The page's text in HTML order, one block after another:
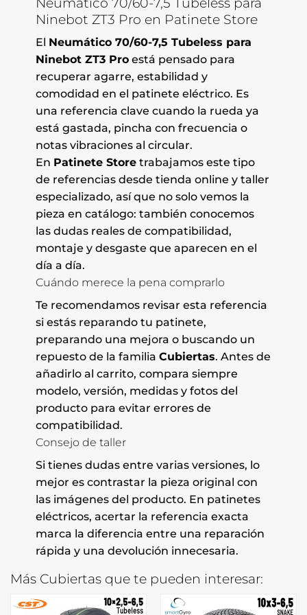
Ninebot ZT3 Pro en Patinete Store
El Neumático 70/60-7,5 Tubeless para
Ninebot ZT3 Proestá pensado para
recuperar agarre, estabilidad y
comodidad en el patinete eléctrico. Es
una referencia clave cuando la rueda ya
está gastada, pincha con frecuencia o
notas vibraciones al circular.
En Patinete Storetrabajamos este tipo
de referencias desde tienda online y taller
especializado, así que no solo vemos la
pieza en catálogo: también conocemos
las dudas reales de compatibilidad,
montaje y desgaste que aparecen en el
día a día.
Cuándo merece la pena comprarlo
Te recomendamos revisar esta referencia
si estás reparando tu patinete,
preparando una mejora o buscando un
repuesto de la familia Cubiertas. Antes de
añadirlo al carrito, compara siempre
modelo, versión, medidas y fotos del
producto para evitar errores de
compatibilidad.
Consejo de taller
Si tienes dudas entre varias versiones, lo
mejor es contrastar la pieza original con
las imágenes del producto. En patinetes
eléctricos, acertar la referencia exacta
marca la diferencia entre una reparación
rápida y una devolución innecesaria.
Más Cubiertas que te pueden interesar: